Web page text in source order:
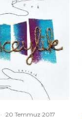
· 20 Temmuz 2017